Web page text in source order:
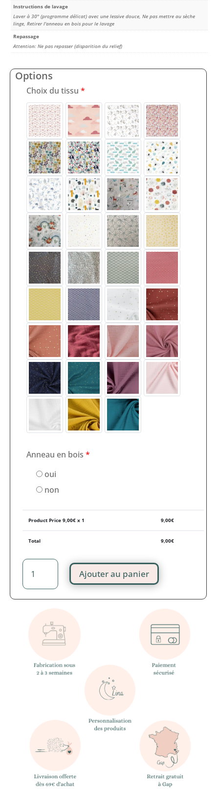
Instructions de lavage
Laver à 30° (programme délicat) avec une lessive douce, Ne pas mettre au sèche
linge, Retirer l'anneau en bois pour le lavage
Repassage
Attention: Ne pas repasser (disparition du relief)
Options
Choix du tissu *
Anneau en bois *
oui
non
Product Price 9,00€ x 1 9,00€
Total 9,00€
Ajouter au panier